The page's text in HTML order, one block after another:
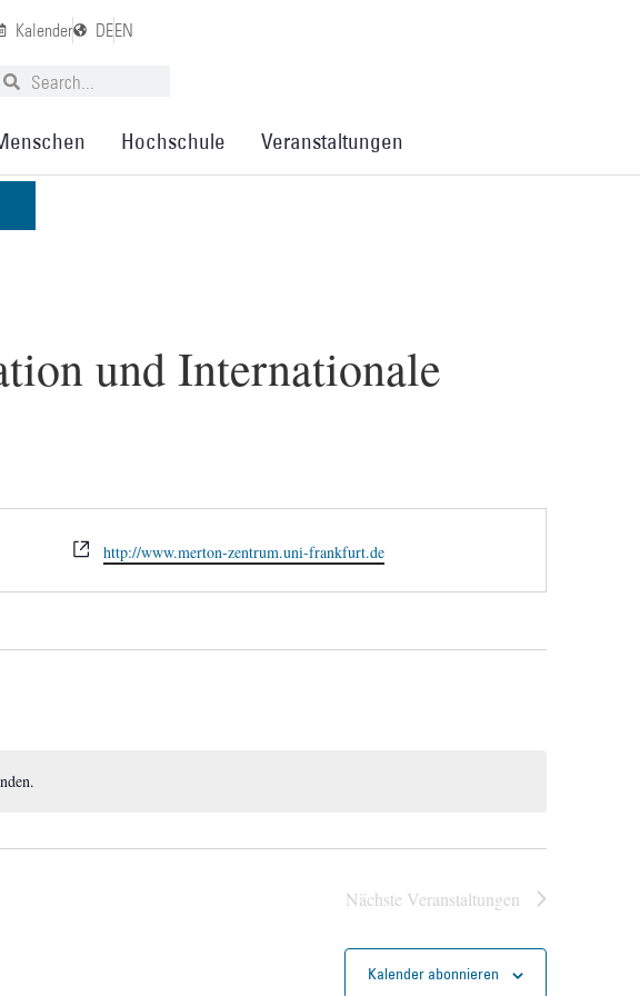
Kalender DEEN
Hochschule Veranstaltungen
und Internationale
Webseite
http://www.merton-zentrum.uni-frankfurt.de
Nächste Veranstaltungen
Kalender abonnieren